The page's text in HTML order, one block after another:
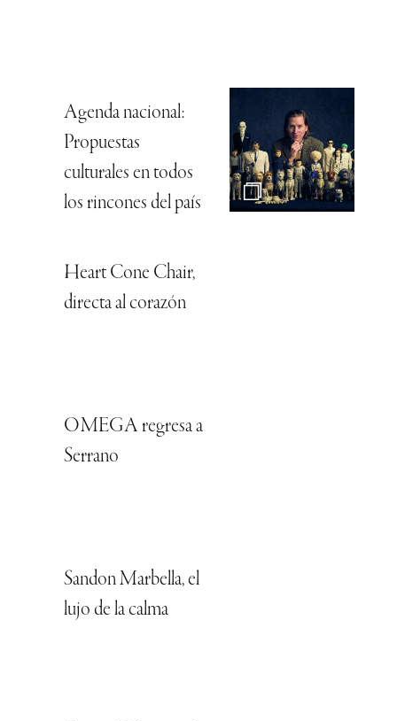
Agenda nacional:
Propuestas
culturales en todos
los rincones del país
Heart Cone Chair,
directa al corazón
OMEGA regresa a
Serrano
Sandon Marbella, el
lujo de la calma